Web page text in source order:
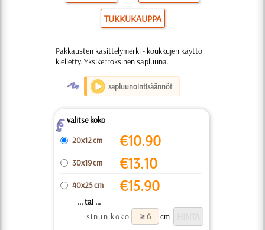
TUKKUKAUPPA
Pakkausten käsittelymerki - koukkujen käyttö
kielletty. Yksikerroksinen sapluuna.
O sapluunointisäännöt
Zvalitse koko
20x12 cm
€10.90
30x19 cm €13.10
40x25 cm €15.90
... tai ...
sinun koko
cm